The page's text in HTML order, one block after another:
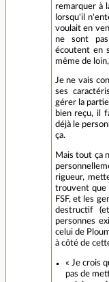
remarquer à
lorsqu'il
voulait en
ne sont
écoutent en
même de
Je ne vais
ses
gérer la
bien reçu, il
déjà le
ça.
Mais tout ça
rigueur,
trouvent que
FSF, et les
destructif
personnes
celui de
à côté de
« Je crois
pas de